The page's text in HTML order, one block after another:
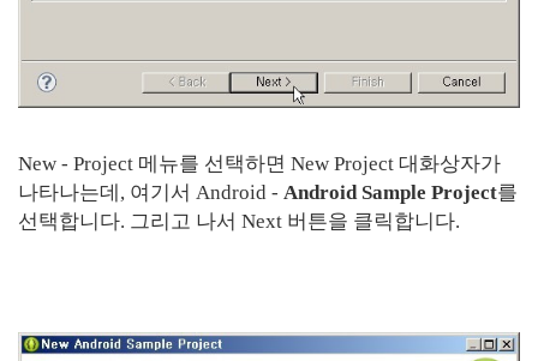
New - Project 메뉴를 선택하면 New Project 대화상자가
나타나는데, 여기서 Android - Android Sample Project를
선택합니다. 그리고 나서 Next 버튼을 클릭합니다.